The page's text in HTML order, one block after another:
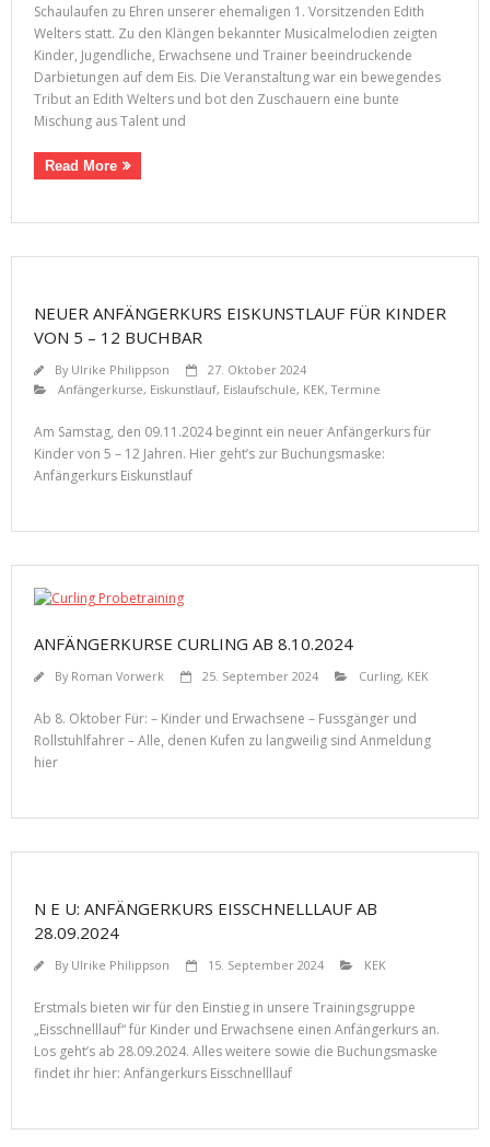
Schaulaufen zu Ehren unserer ehemaligen 1. Vorsitzenden Edith
Welters statt. Zu den Klängen bekannter Musicalmelodien zeigten
Kinder, Jugendliche, Erwachsene und Trainer beeindruckende
Darbietungen auf dem Eis. Die Veranstaltung war ein bewegendes
Tribut an Edith Welters und bot den Zuschauern eine bunte
Mischung aus Talent und
Read More
NEUER ANFÄNGERKURS EISKUNSTLAUF FÜR KINDER
VON 5 – 12 BUCHBAR
By Ulrike Philippson
27. Oktober 2024
Anfängerkurse, Eiskunstlauf, Eislaufschule, KEK,Termine
Am Samstag, den 09.11.2024 beginnt ein neuer Anfängerkurs für
Kinder von 5 – 12 Jahren. Hier geht’s zur Buchungsmaske:
Anfängerkurs Eiskunstlauf
ANFÄNGERKURSE CURLING AB 8.10.2024
By Roman Vorwerk 25. September 2024 Curling, KEK
Ab 8. Oktober Für: – Kinder und Erwachsene – Fussgänger und
Rollstuhlfahrer – Alle, denen Kufen zu langweilig sind Anmeldung
hier
N E U: ANFÄNGERKURS EISSCHNELLLAUF AB
28.09.2024
By Ulrike Philippson 15. September 2024 KEK
Erstmals bieten wir für den Einstieg in unsere Trainingsgruppe
„Eisschnelllauf“ für Kinder und Erwachsene einen Anfängerkurs an.
Los geht’s ab 28.09.2024. Alles weitere sowie die Buchungsmaske
findet ihr hier: Anfängerkurs Eisschnelllauf